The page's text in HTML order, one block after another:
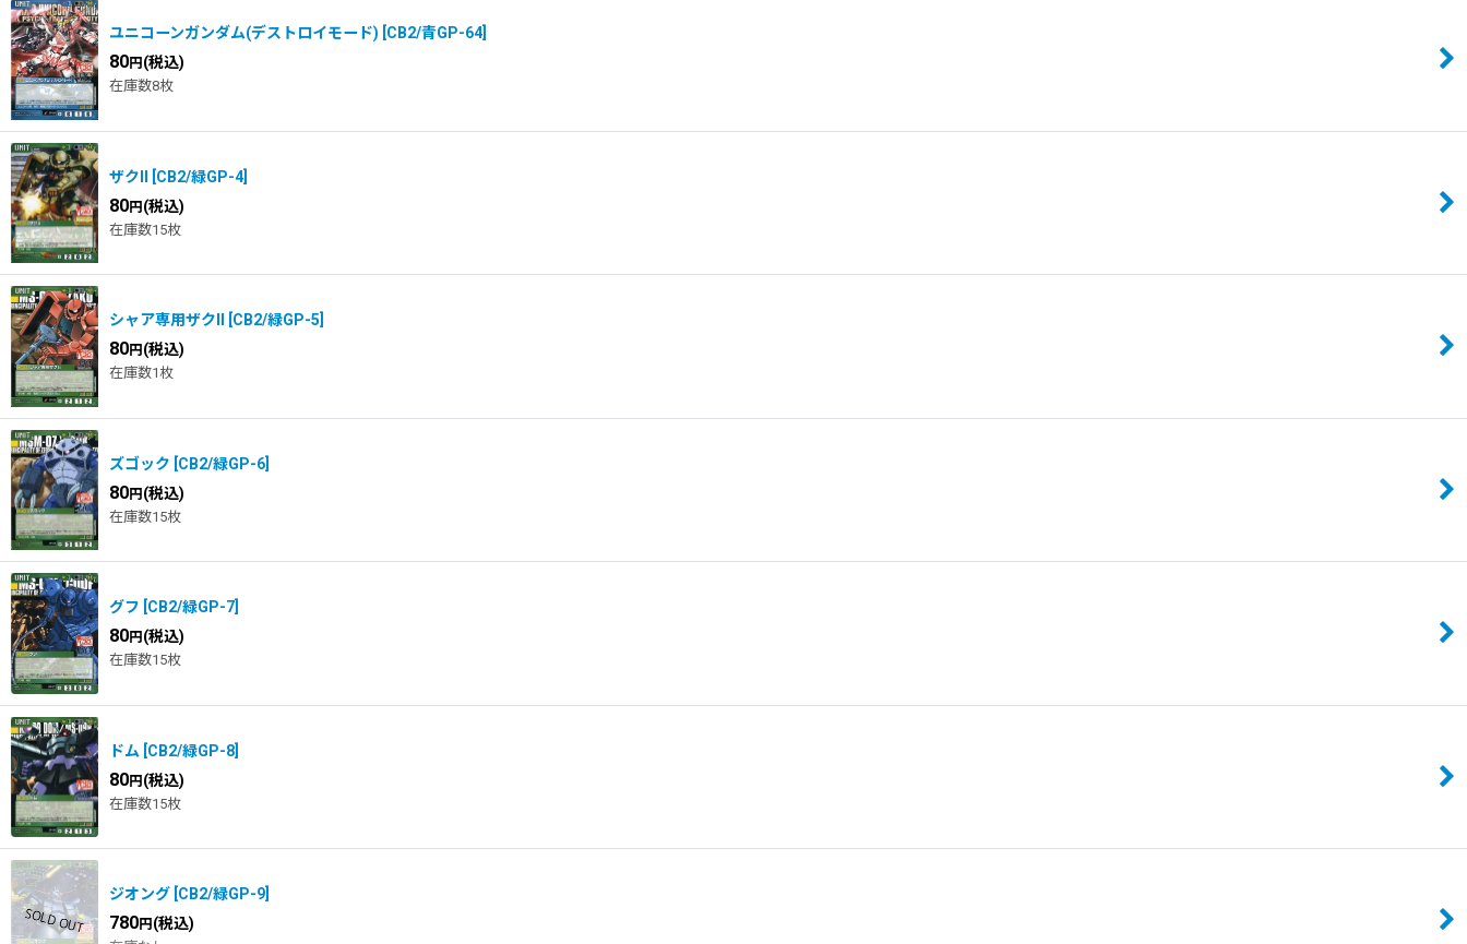
ユニコーンガンダム(デストロイモード) CB2/青GP-64]
80円 (税込)
在庫数8枚
ザクII CB2/緑GP-4]
80円 (税込)
在庫数15枚
シャア専用ザクII CB2/緑GP-5
80円 (税込)
在庫数1枚
ズゴック CB2/緑GP-6
80円 (税込)
在庫数15枚
グフ CB2/緑GP-7
80円 (税込)
在庫数15枚
ドム CB2/緑GP-8
80円 (税込)
在庫数15枚
ジオング CB2/緑GP-9
780円 (税込)